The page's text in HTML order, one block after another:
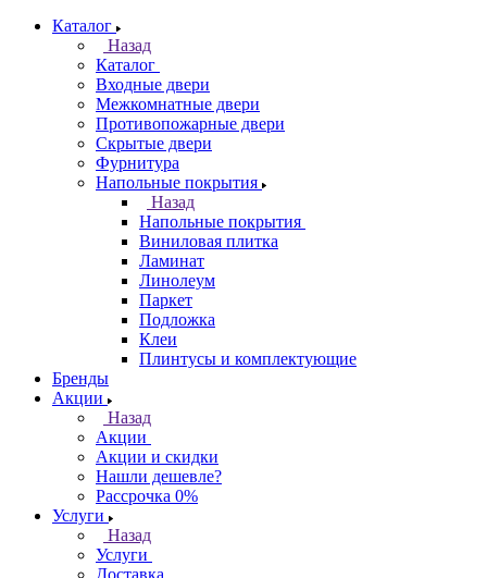
Каталог
Назад
Каталог
Входные двери
Межкомнатные двери
Противопожарные двери
Скрытые двери
Фурнитура
Напольные покрытия
Назад
Напольные покрытия
Виниловая плитка
Ламинат
Линолеум
Паркет
Подложка
Клеи
Плинтусы и комплектующие
Бренды
Акции
Назад
Акции
Акции и скидки
Нашли дешевле?
Рассрочка 0%
Услуги
Назад
Услуги
Доставка